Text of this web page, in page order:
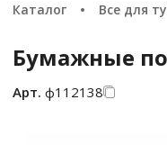
Каталог Все для
Бумажные
Арт. ф112138